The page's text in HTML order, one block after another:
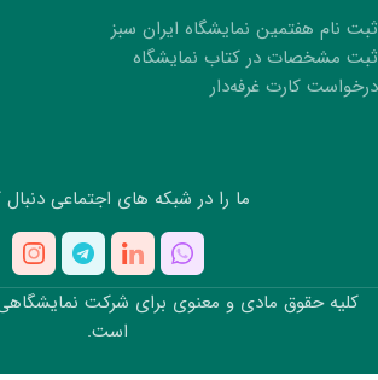
ثبت نام هفتمین نمایشگاه ایران سبز
ثبت مشخصات در کتاب نمایشگاه
درخواست کارت غرفه‌دار
ما را در شبکه های اجتماعی دنبال
کلیه حقوق مادی و معنوی برای شرکت
است.